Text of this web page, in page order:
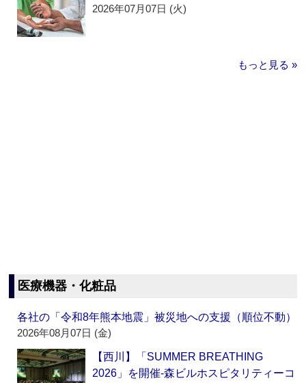
2026年07月07日 (火)
もっと見る »
医療機器・化粧品
各社の「令和8年熊本地震」被災地への支援（順位不動）
2026年08月07日 (金)
【西川】「SUMMER BREATHING
2026」を開催‐森ビルホスピタリティーコ